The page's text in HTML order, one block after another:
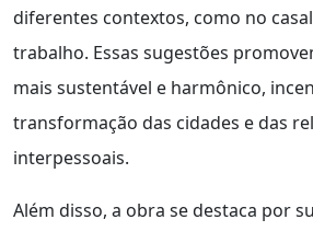
diferentes contextos, como no
trabalho. Essas sugestões
mais sustentável e harmônico,
transformação das cidades e das
interpessoais.
Além disso, a obra se destaca por